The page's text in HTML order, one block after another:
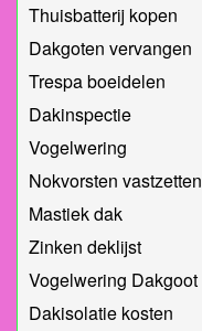
Thuisbatterij kopen
Dakgoten vervangen
Trespa boeidelen
Dakinspectie
Vogelwering
Nokvorsten vastzetten
Mastiek dak
Zinken deklijst
Vogelwering Dakgoot
Dakisolatie kosten